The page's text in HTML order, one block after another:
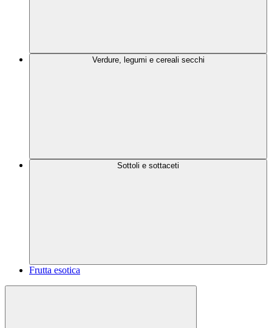
Verdure, legumi e cereali secchi
Sottoli e sottaceti
Frutta esotica